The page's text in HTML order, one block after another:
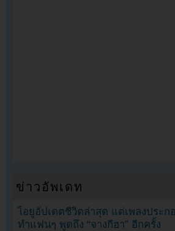
ข่าวอัพเดท
ไอยูอัปเดตชีวิตล่าสุด แต่เพลงประก
ทำแฟนๆ พูดถึง “จางกีฮา” อีกครั้ง